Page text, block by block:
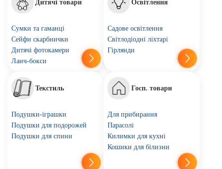
Дитячі товари
Сумки та гаманці
Сейфи скарбнички
Дитячі фотокамери
Ланч-бокси
Освітлення
Садове освітлення
Світлодіодні ліхтарі
Гірлянди
Текстиль
Подушки-іграшки
Подушки для подорожей
Подушки для спини
Госп. товари
Для прибирання
Парасолі
Килимки для кухні
Кошики для білизни